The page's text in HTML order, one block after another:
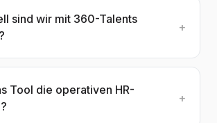
sind wir mit 360-Talents
+
Tool die operativen HR-
+